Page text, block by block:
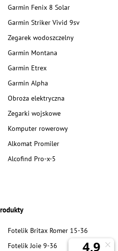
Garmin Fenix 8 Solar
Garmin Striker Vivid 9sv
Zegarek wodoszczelny
Garmin Montana
Garmin Etrex
Garmin Alpha
Obroża elektryczna
Zegarki wojskowe
Komputer rowerowy
Alkomat Promiler
Alcofind Pro-x-5
Fotelik Britax Romer 15-36
Fotelik Joie 9-36